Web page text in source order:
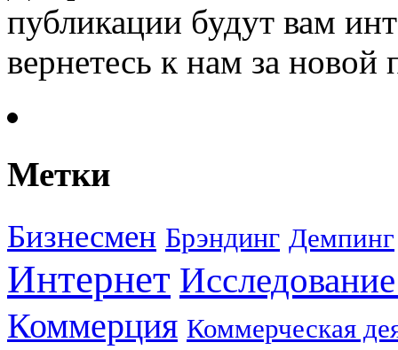
публикации будут вам
вернетесь к нам за
Метки
Бизнесмен Брэндинг Демпинг
Интернет
Коммерция Коммерческая